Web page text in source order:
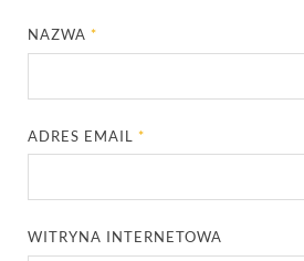
NAZWA*
ADRES EMAIL*
WITRYNA INTERNETOWA